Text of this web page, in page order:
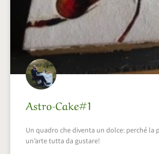
Astro-Cake#1
Un quadro che diventa un dolce: perché la
un’arte tutta da gustare!